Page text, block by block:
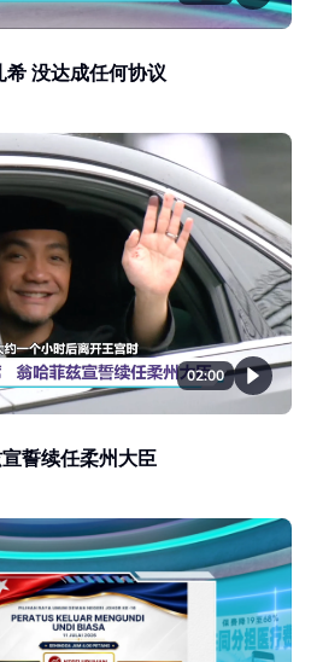
没达成任何协议
02:00
誓续任柔州大臣